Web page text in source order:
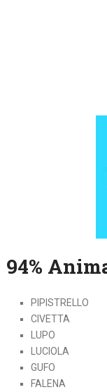
94%
PIPISTRELLO
CIVETTA
LUPO
LUCIOLA
GUFO
FALENA